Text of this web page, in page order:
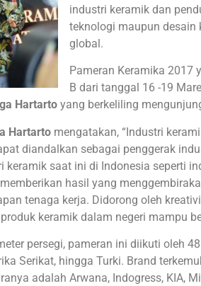
industri keramik dan
teknologi maupun desain
global.
Pameran Keramika 2017
B dari tanggal 16 -19
Hartarto yang berkeliling
Hartarto mengatakan, “Industri
diandalkan sebagai penggerak
keramik saat ini di Indonesia seperti
hasil yang
tenaga kerja. Didorong oleh
keramik dalam negeri mampu
persegi, pameran ini diikuti oleh
Serikat, hingga Turki. Brand
adalah Arwana, Indogress, KIA,